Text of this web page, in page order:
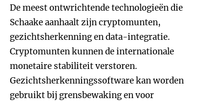
De meest ontwrichtende technologieën die
Schaake aanhaalt zijn cryptomunten,
gezichtsherkenning en data-integratie.
Cryptomunten kunnen de internationale
monetaire stabiliteit verstoren.
Gezichtsherkenningssoftware kan worden
gebruikt bij grensbewaking en voor